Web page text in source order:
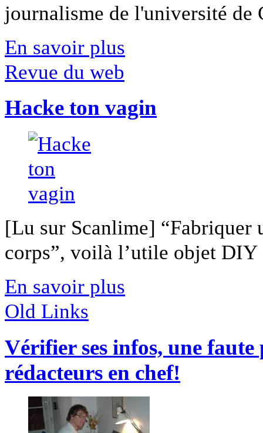
journalisme de l'université
En savoir plus
Revue du web
Hacke ton vagin
[Lu sur Scanlime] “Fabriquer
corps”, voilà l’utile objet
En savoir plus
Old Links
Vérifier ses infos, une
rédacteurs en chef!